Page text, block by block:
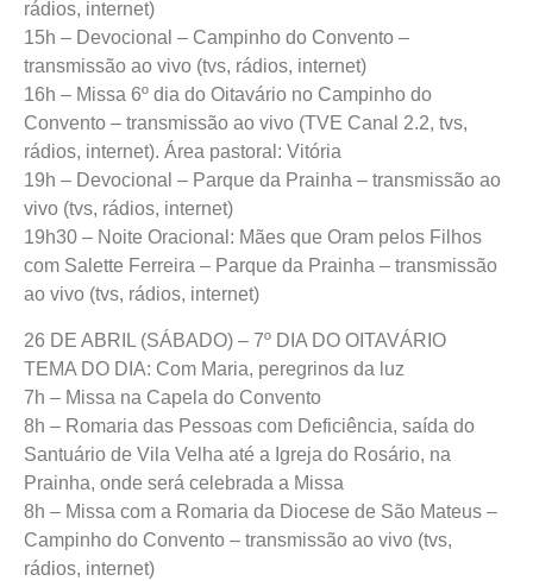
rádios, internet)
15h – Devocional – Campinho do Convento –
transmissão ao vivo (tvs, rádios, internet)
16h – Missa 6º dia do Oitavário no Campinho do
Convento – transmissão ao vivo (TVE Canal 2.2, tvs,
rádios, internet). Área pastoral: Vitória
19h – Devocional – Parque da Prainha – transmissão ao
vivo (tvs, rádios, internet)
19h30 – Noite Oracional: Mães que Oram pelos Filhos
com Salette Ferreira – Parque da Prainha – transmissão
ao vivo (tvs, rádios, internet)
26 DE ABRIL (SÁBADO) – 7º DIA DO OITAVÁRIO
TEMA DO DIA: Com Maria, peregrinos da luz
7h – Missa na Capela do Convento
8h – Romaria das Pessoas com Deficiência, saída do
Santuário de Vila Velha até a Igreja do Rosário, na
Prainha, onde será celebrada a Missa
8h – Missa com a Romaria da Diocese de São Mateus –
Campinho do Convento – transmissão ao vivo (tvs,
rádios, internet)